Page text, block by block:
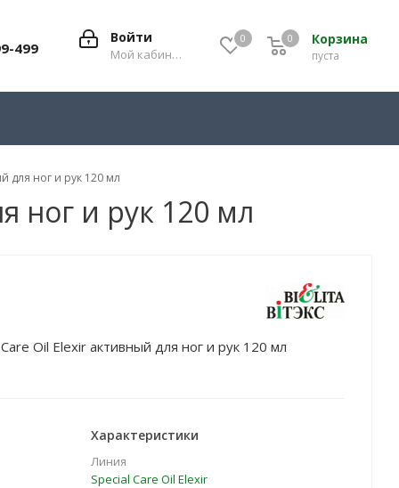
0 Корзина
0
пуста
0
Войти
Мой кабинет
499
для ног и рук 120 мл
ног и рук 120 мл
Oil Elexir активный для ног и рук 120 мл
Характеристики
Линия
Special Care Oil Elexir